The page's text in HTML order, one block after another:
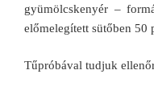
gyümölcskenyér –
előmelegített sütőben 50
Tűpróbával tudjuk